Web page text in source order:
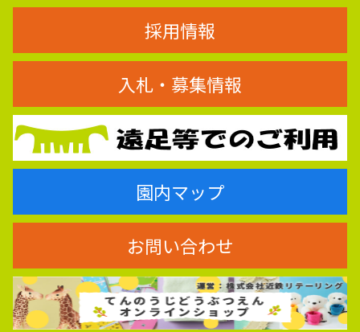
採用情報
入札・募集情報
園内マップ
お問い合わせ